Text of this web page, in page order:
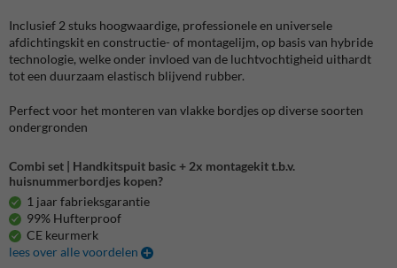
Inclusief 2 stuks hoogwaardige, professionele en universele
afdichtingskit en constructie- of montagelijm, op basis van hybride
technologie, welke onder invloed van de luchtvochtigheid uithardt
tot een duurzaam elastisch blijvend rubber.
Perfect voor het monteren van vlakke bordjes op diverse soorten
ondergronden
Combi set | Handkitspuit basic + 2x montagekit t.b.v.
huisnummerbordjes kopen?
1 jaar fabrieksgarantie
99% Hufterproof
CE keurmerk
lees over alle voordelen